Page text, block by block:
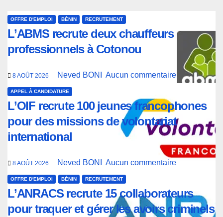
OFFRE D'EMPLOI BÉNIN RECRUTEMENT
L’ABMS recrute deux chauffeurs
professionnels à Cotonou
8 AOÛT 2026 Neved BONI Aucun commentaire
APPEL À CANDIDATURE
L’OIF recrute 100 jeunes francophones
pour des missions de volontariat
international
8 AOÛT 2026 Neved BONI Aucun commentaire
OFFRE D'EMPLOI BÉNIN RECRUTEMENT
L’ANRACS recrute 15 collaborateurs
pour traquer et gérer les avoirs criminels